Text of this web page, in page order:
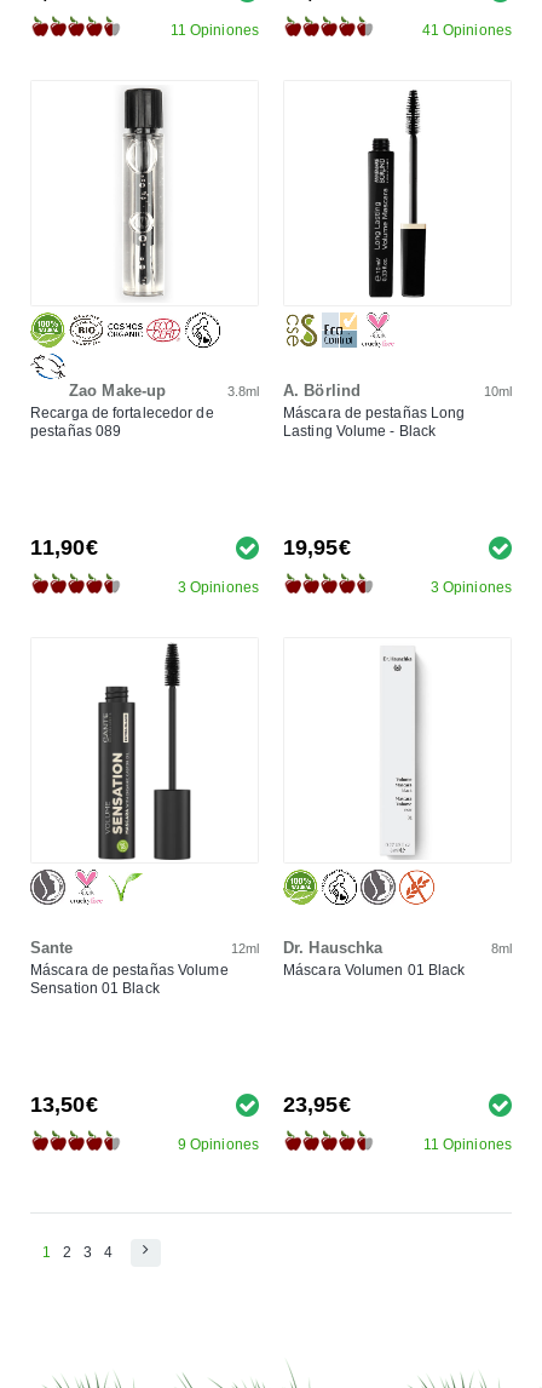
11 Opiniones 41 Opiniones
Zao Make-up 3.8ml
Recarga de fortalecedor de
pestañas 089
11,90€
3 Opiniones
A. Börlind 10ml
Máscara de pestañas Long
Lasting Volume - Black
19,95€
3 Opiniones
Sante 12ml
Máscara de pestañas Volume
Sensation 01 Black
13,50€
9 Opiniones
Dr. Hauschka 8ml
Máscara Volumen 01 Black
23,95€
11 Opiniones
1 2 3 4